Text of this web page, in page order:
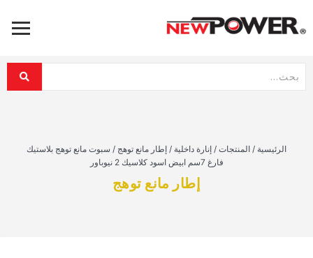
الرئيسية / المنتجات / إنارة داخلية / إطار مانع توهج / سبوت مانع توهج بلاستيك
فارغ 7سم ابيض اسود كلاسيك 2 نيوباور
إطار مانع توهج